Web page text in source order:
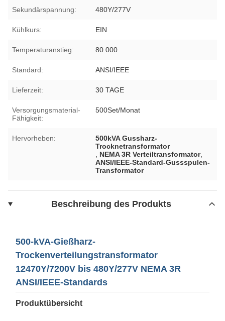
Sekundärspannung: 480Y/277V
Kühlkurs: EIN
Temperaturanstieg: 80.000
Standard: ANSI/IEEE
Lieferzeit: 30 TAGE
Versorgungsmaterial-
Fähigkeit:
500Set/Monat
Hervorheben:
500kVA Gussharz-
Trocknetransformator
NEMA 3R Verteiltransformator,
ANSI/IEEE-Standard-Gussspulen-
Transformator
Beschreibung des Produkts
500-kVA-Gießharz-
Trockenverteilungstransformator
12470Y/7200V bis 480Y/277V NEMA 3R
ANSI/IEEE-Standards
Produktübersicht